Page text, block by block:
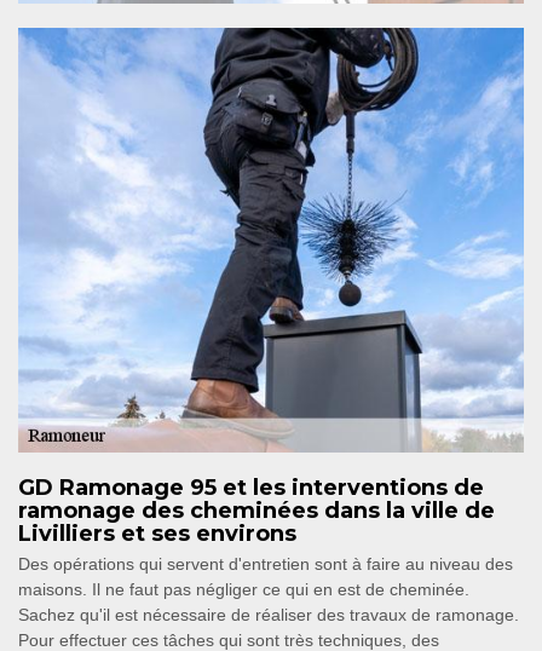
GD Ramonage 95 et les interventions de
ramonage des cheminées dans la ville de
Livilliers et ses environs
Des opérations qui servent d'entretien sont à faire au niveau des
maisons. Il ne faut pas négliger ce qui en est de cheminée.
Sachez qu'il est nécessaire de réaliser des travaux de ramonage.
Pour effectuer ces tâches qui sont très techniques, des